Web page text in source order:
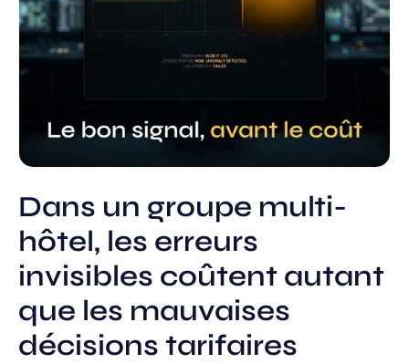
Dans un groupe multi-
hôtel, les erreurs
invisibles coûtent autant
que les mauvaises
décisions tarifaires